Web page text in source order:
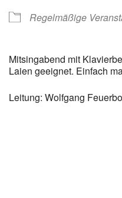
Regelmäßige
Mitsingabend mit
Laien geeignet. Einfach
Leitung: Wolfgang